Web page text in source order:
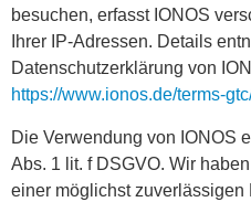
besuchen, erfasst IONOS
Ihrer IP-Adressen. Details
Datenschutzerklärung von
https://www.ionos.de/terms-
Die Verwendung von IONOS
Abs. 1 lit. f DSGVO. Wir
einer möglichst